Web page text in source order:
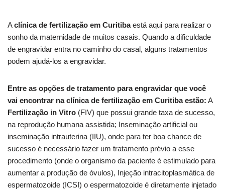
Aclínica de fertilização em Curitibaestá aqui para realizar o
sonho da maternidade de muitos casais. Quando a dificuldade
de engravidar entra no caminho do casal, alguns tratamentos
podem ajudá-los a engravidar.
Entre as opções de tratamento para engravidar que você
vai encontrar na clínica de fertilização em Curitiba estão: A
Fertilização in Vitro (FIV) que possui grande taxa de sucesso,
na reprodução humana assistida; Inseminação artificial ou
inseminação intrauterina (IIU), onde para ter boa chance de
sucesso é necessário fazer um tratamento prévio a esse
procedimento (onde o organismo da paciente é estimulado para
aumentar a produção de óvulos), Injeção intracitoplasmática de
espermatozoide (ICSI) o espermatozoide é diretamente injetado